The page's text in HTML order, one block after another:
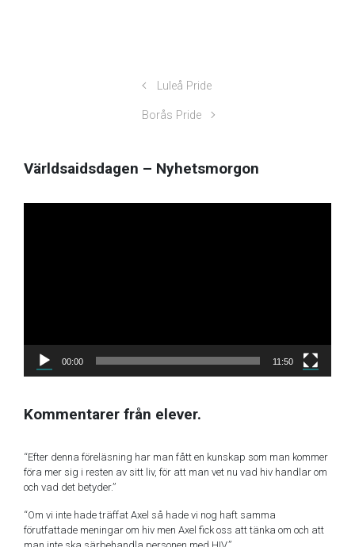
Luleå Pride
Borås Pride
Världsaidsdagen – Nyhetsmorgon
00:00 11:50
Kommentarer från elever.
“Efter denna föreläsning har man fått en kunskap som man kommer
föra mer sig i resten av sitt liv, för att man vet nu vad hiv handlar om
och vad det betyder.”
“Om vi inte hade träffat Axel så hade vi nog haft samma
förutfattade meningar om hiv men Axel fick oss att tänka om och att